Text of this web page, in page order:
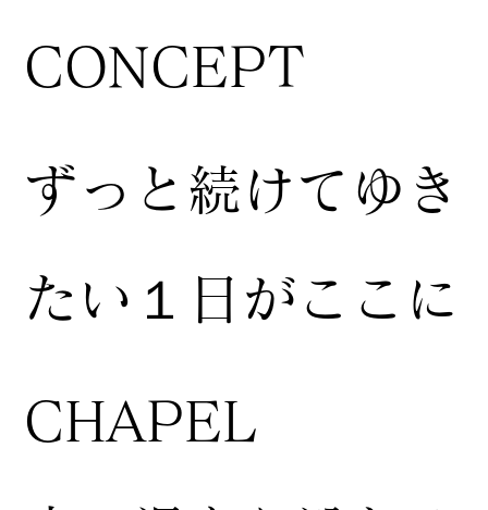
CONCEPT
ずっと続けてゆき
たい１日がここに
CHAPEL